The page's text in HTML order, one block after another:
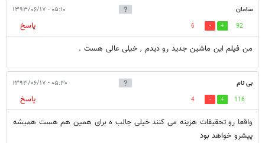
سامان ۰۵:۱۰ - ۱۳۹۳/۰۶/۱۷
92
6
پاسخ
من فیلم این ماشین جدید رو دیدم , خیلی عالی هست .
بی نام ۰۵:۳۰ - ۱۳۹۳/۰۶/۱۷
116
4
پاسخ
واقعا رو تحقیقات هزینه می کنند خیلی جالب ه برای همین هم هست همیشه
پیشرو خواهد بود